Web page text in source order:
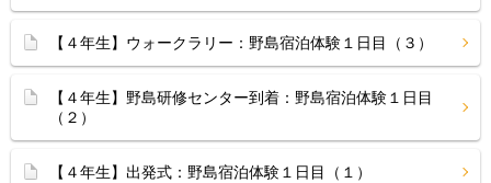
【４年生】ウォークラリー：野島宿泊体験１日目（３）
【４年生】野島研修センター到着：野島宿泊体験１日目
（２）
【４年生】出発式：野島宿泊体験１日目（１）